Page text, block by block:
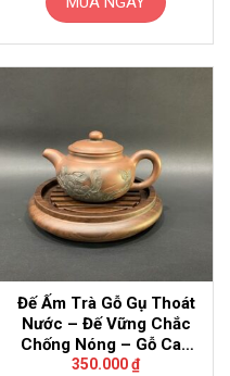
Đế Ấm Trà Gỗ Gụ Thoát
Nước – Đế Vững Chắc
Chống Nóng – Gỗ Cao
Cấp
350.000₫